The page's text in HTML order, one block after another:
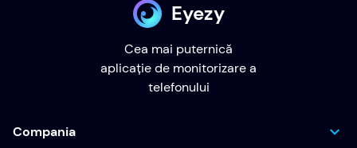
Eyezy
Cea mai puternică
aplicație de monitorizare a
telefonului
Compania